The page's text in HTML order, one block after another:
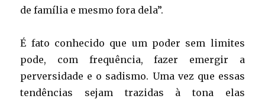
de família e mesmo fora dela”.
É fato conhecido que um poder sem limites
pode, com frequência, fazer emergir a
perversidade e o sadismo. Uma vez que essas
tendências sejam trazidas à tona elas